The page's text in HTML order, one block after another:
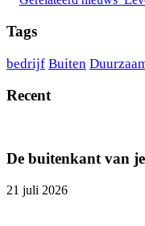
Tags
bedrijf Buiten
Recent
De buitenkant van
21 juli 2026